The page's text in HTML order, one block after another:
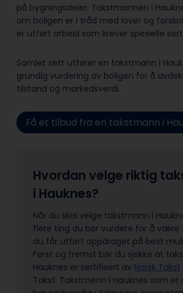
på bygningsdeler. Takstmannen i
om boligen er i tråd med lover og
er utført arbeid som krever spesielle
Samlet sett utfører en takstmann i
grundig vurdering av boligen for å
tilstand og markedsverdi.
Få et tilbud fra en takstmann i
Hvordan velge riktig
i Hauknes?
Når du skal velge takstmann i
flere ting du bør vurdere for å være
du får utført oppdraget på best
Først og fremst bør du sjekke at
Hauknes er sertifisert av Norsk Takst
Takst. Takstmenn i Hauknes som er